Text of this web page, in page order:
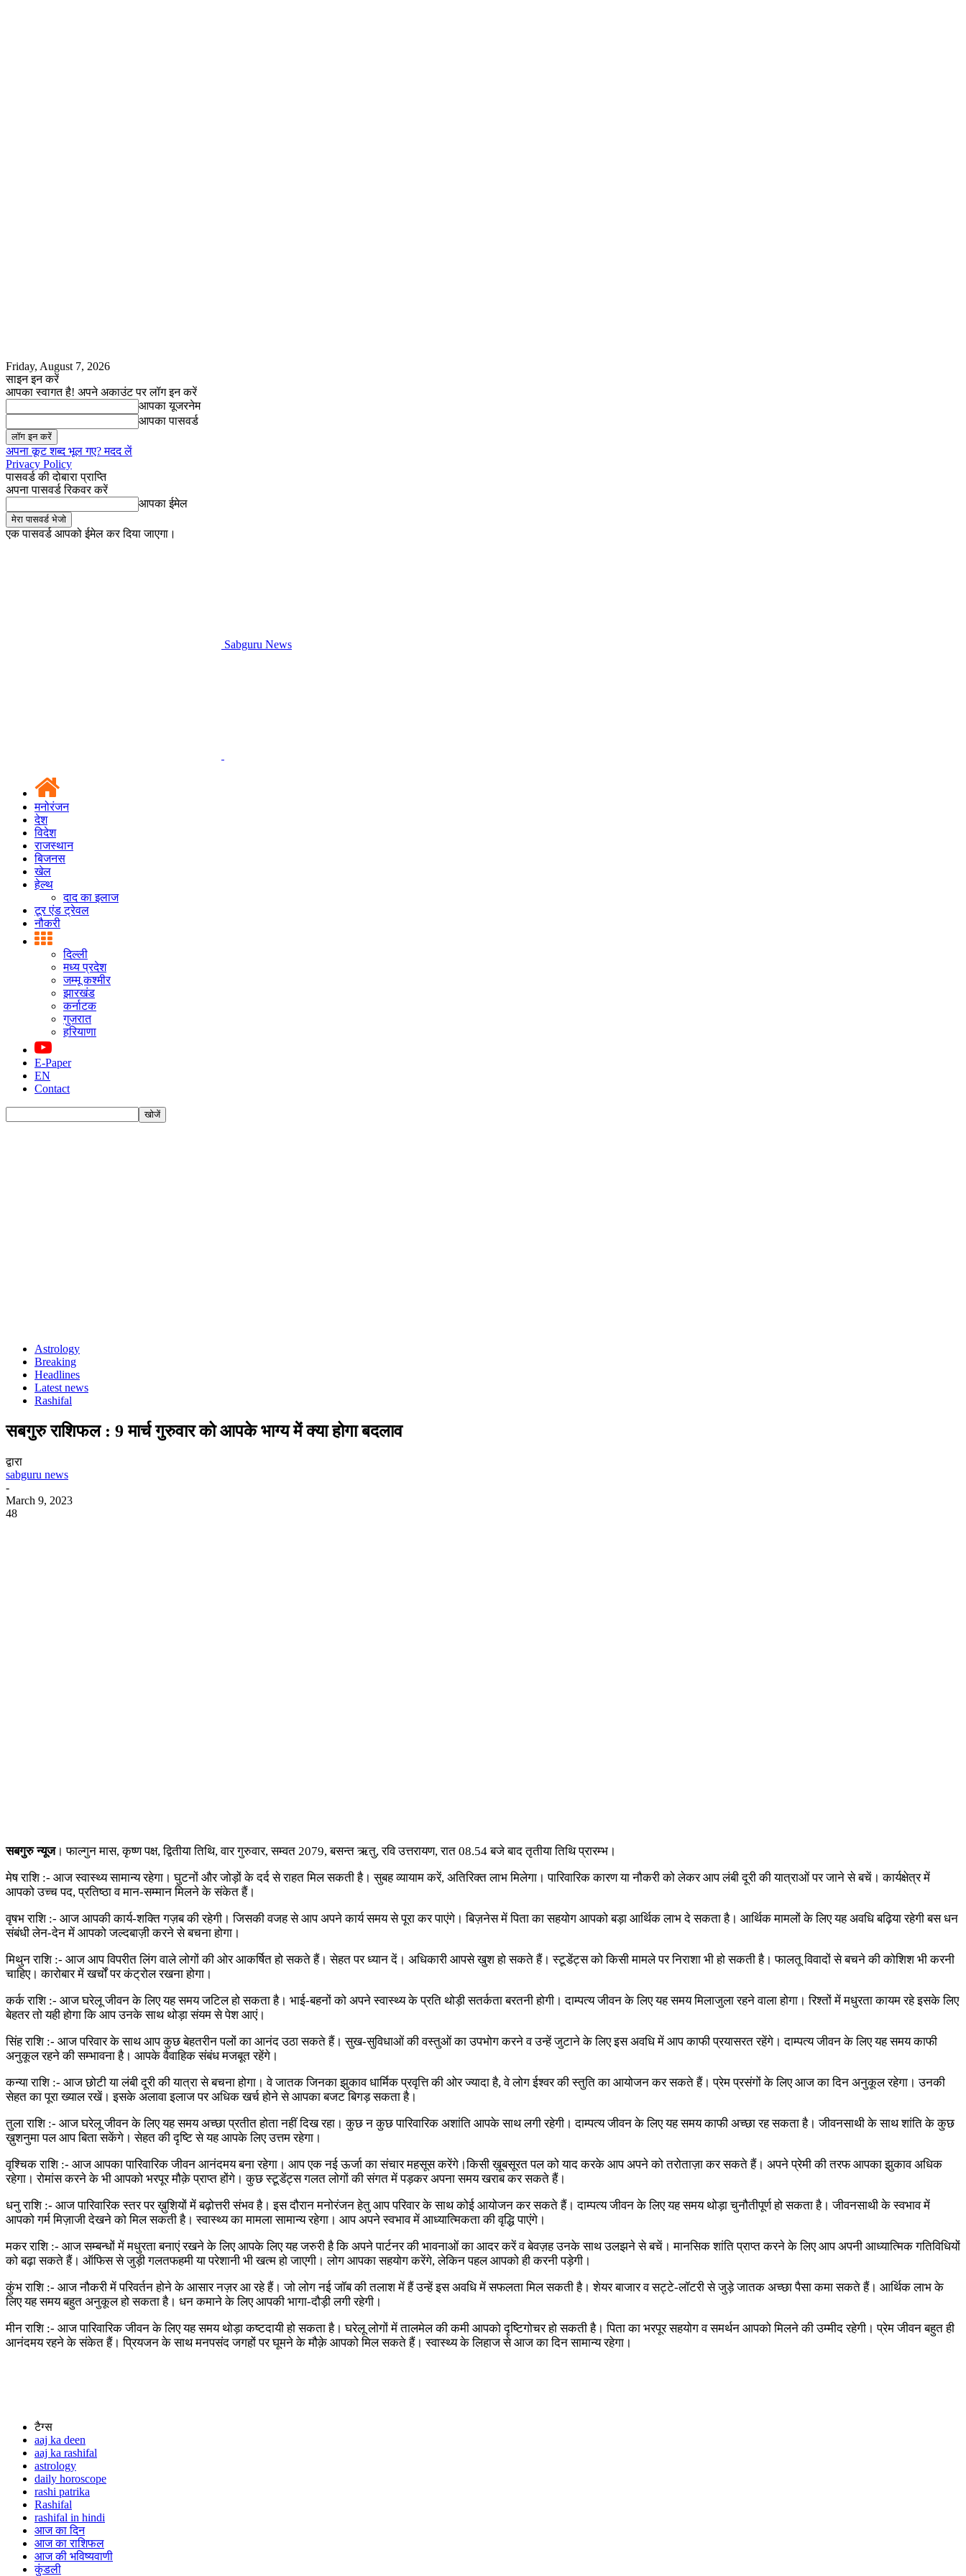
Friday, August 7, 2026
साइन इन करें
आपका स्वागत है! अपने अकाउंट पर लॉग इन करें
आपका यूजरनेम
आपका पासवर्ड
अपना कूट शब्द भूल गए? मदद लें
Privacy Policy
पासवर्ड की दोबारा प्राप्ति
अपना पासवर्ड रिकवर करें
आपका ईमेल
एक पासवर्ड आपको ईमेल कर दिया जाएगा।
Sabguru News
मनोरंजन
देश
विदेश
राजस्थान
बिजनस
खेल
हेल्थ
दाद का इलाज
टूर एंड ट्रेवल
नौकरी
दिल्ली
मध्य प्रदेश
जम्मू कश्मीर
झारखंड
कर्नाटक
गुजरात
हरियाणा
E-Paper
EN
Contact
Astrology
Breaking
Headlines
Latest news
Rashifal
सबगुरु राशिफल : 9 मार्च गुरुवार को आपके भाग्य में क्या होगा बदलाव
द्वारा
sabguru news
-
March 9, 2023
48
सबगुरु न्यूज। फाल्गुन मास, कृष्ण पक्ष, द्वितीया तिथि, वार गुरुवार, सम्वत 2079, बसन्त ऋतु, रवि उत्तरायण, रात 08.54 बजे बाद तृतीया तिथि प्रारम्भ।
मेष राशि :- आज स्वास्थ्य सामान्य रहेगा। घुटनों और जोड़ों के दर्द से राहत मिल सकती है। सुबह व्यायाम करें, अतिरिक्त लाभ मिलेगा। पारिवारिक कारण या नौकरी को लेकर आप लंबी दूरी की यात्राओं पर जाने से बचें। कार्यक्षेत्र में
आपको उच्च पद, प्रतिष्ठा व मान-सम्मान मिलने के संकेत हैं।
वृषभ राशि :- आज आपकी कार्य-शक्ति गज़ब की रहेगी। जिसकी वजह से आप अपने कार्य समय से पूरा कर पाएंगे। बिज़नेस में पिता का सहयोग आपको बड़ा आर्थिक लाभ दे सकता है। आर्थिक मामलों के लिए यह अवधि बढ़िया रहेगी बस धन
संबंधी लेन-देन में आपको जल्दबाज़ी करने से बचना होगा।
मिथुन राशि :- आज आप विपरीत लिंग वाले लोगों की ओर आकर्षित हो सकते हैं। सेहत पर ध्यान दें। अधिकारी आपसे खुश हो सकते हैं। स्टूडेंट्स को किसी मामले पर निराशा भी हो सकती है। फालतू विवादों से बचने की कोशिश भी करनी
चाहिए। कारोबार में खर्चों पर कंट्रोल रखना होगा।
कर्क राशि :- आज घरेलू जीवन के लिए यह समय जटिल हो सकता है। भाई-बहनों को अपने स्वास्थ्य के प्रति थोड़ी सतर्कता बरतनी होगी। दाम्पत्य जीवन के लिए यह समय मिलाजुला रहने वाला होगा। रिश्तों में मधुरता कायम रहे इसके लिए
बेहतर तो यही होगा कि आप उनके साथ थोड़ा संयम से पेश आएं।
सिंह राशि :- आज परिवार के साथ आप कुछ बेहतरीन पलों का आनंद उठा सकते हैं। सुख-सुविधाओं की वस्तुओं का उपभोग करने व उन्हें जुटाने के लिए इस अवधि में आप काफी प्रयासरत रहेंगे। दाम्पत्य जीवन के लिए यह समय काफी
अनुकूल रहने की सम्भावना है। आपके वैवाहिक संबंध मजबूत रहेंगे।
कन्या राशि :- आज छोटी या लंबी दूरी की यात्रा से बचना होगा। वे जातक जिनका झुकाव धार्मिक प्रवृत्ति की ओर ज्यादा है, वे लोग ईश्वर की स्तुति का आयोजन कर सकते हैं। प्रेम प्रसंगों के लिए आज का दिन अनुकूल रहेगा। उनकी
सेहत का पूरा ख्याल रखें। इसके अलावा इलाज पर अधिक खर्च होने से आपका बजट बिगड़ सकता है।
तुला राशि :- आज घरेलू जीवन के लिए यह समय अच्छा प्रतीत होता नहीं दिख रहा। कुछ न कुछ पारिवारिक अशांति आपके साथ लगी रहेगी। दाम्पत्य जीवन के लिए यह समय काफी अच्छा रह सकता है। जीवनसाथी के साथ शांति के कुछ
ख़ुशनुमा पल आप बिता सकेंगे। सेहत की दृष्टि से यह आपके लिए उत्तम रहेगा।
वृश्चिक राशि :- आज आपका पारिवारिक जीवन आनंदमय बना रहेगा। आप एक नई ऊर्जा का संचार महसूस करेंगे।किसी ख़ूबसूरत पल को याद करके आप अपने को तरोताज़ा कर सकते हैं। अपने प्रेमी की तरफ आपका झुकाव अधिक
रहेगा। रोमांस करने के भी आपको भरपूर मौक़े प्राप्त होंगे। कुछ स्टूडेंट्स गलत लोगों की संगत में पड़कर अपना समय खराब कर सकते हैं।
धनु राशि :- आज पारिवारिक स्तर पर ख़ुशियों में बढ़ोत्तरी संभव है। इस दौरान मनोरंजन हेतु आप परिवार के साथ कोई आयोजन कर सकते हैं। दाम्पत्य जीवन के लिए यह समय थोड़ा चुनौतीपूर्ण हो सकता है। जीवनसाथी के स्वभाव में
आपको गर्म मिज़ाजी देखने को मिल सकती है। स्वास्थ्य का मामला सामान्य रहेगा। आप अपने स्वभाव में आध्यात्मिकता की वृद्धि पाएंगे।
मकर राशि :- आज सम्बन्धों में मधुरता बनाएं रखने के लिए आपके लिए यह जरुरी है कि अपने पार्टनर की भावनाओं का आदर करें व बेवज़ह उनके साथ उलझने से बचें। मानसिक शांति प्राप्त करने के लिए आप अपनी आध्यात्मिक गतिविधियों
को बढ़ा सकते हैं। ऑफिस से जुड़ी गलतफहमी या परेशानी भी खत्म हो जाएगी। लोग आपका सहयोग करेंगे, लेकिन पहल आपको ही करनी पड़ेगी।
कुंभ राशि :- आज नौकरी में परिवर्तन होने के आसार नज़र आ रहे हैं। जो लोग नई जॉब की तलाश में हैं उन्हें इस अवधि में सफलता मिल सकती है। शेयर बाजार व सट्टे-लॉटरी से जुड़े जातक अच्छा पैसा कमा सकते हैं। आर्थिक लाभ के
लिए यह समय बहुत अनुकूल हो सकता है। धन कमाने के लिए आपकी भागा-दौड़ी लगी रहेगी।
मीन राशि :- आज पारिवारिक जीवन के लिए यह समय थोड़ा कष्टदायी हो सकता है। घरेलू लोगों में तालमेल की कमी आपको दृष्टिगोचर हो सकती है। पिता का भरपूर सहयोग व समर्थन आपको मिलने की उम्मीद रहेगी। प्रेम जीवन बहुत ही
आनंदमय रहने के संकेत हैं। प्रियजन के साथ मनपसंद जगहों पर घूमने के मौक़े आपको मिल सकते हैं। स्वास्थ्य के लिहाज से आज का दिन सामान्य रहेगा।
टैग्स
aaj ka deen
aaj ka rashifal
astrology
daily horoscope
rashi patrika
Rashifal
rashifal in hindi
आज का दिन
आज का राशिफल
आज की भविष्यवाणी
कुंडली